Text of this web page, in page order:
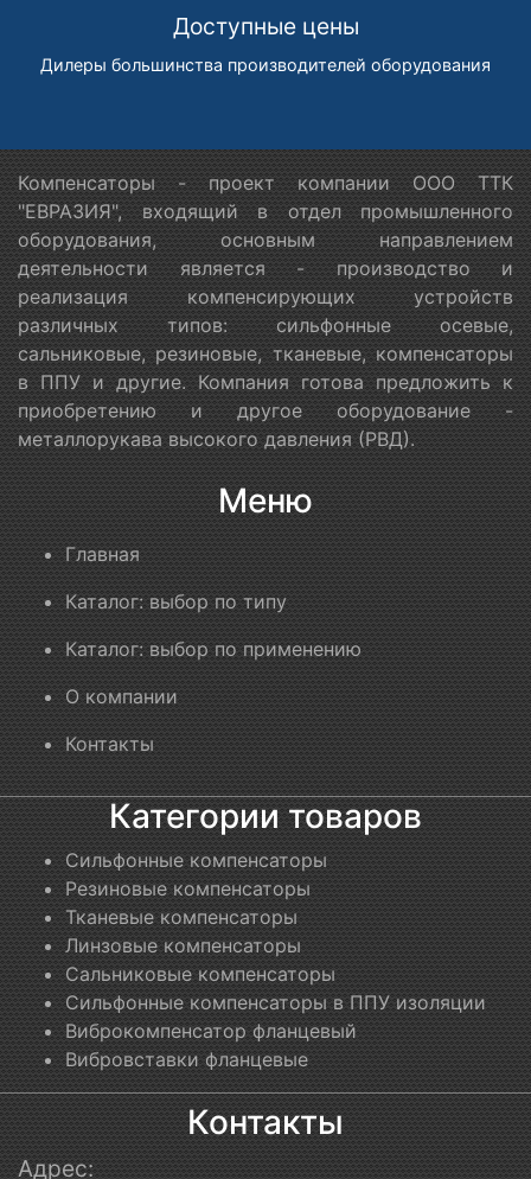
Доступные цены
Дилеры большинства производителей оборудования
Компенсаторы - проект компании ООО ТТК
"ЕВРАЗИЯ", входящий в отдел промышленного
оборудования, основным направлением
деятельности является - производство и
реализация компенсирующих устройств
различных типов: сильфонные осевые,
сальниковые, резиновые, тканевые, компенсаторы
в ППУ и другие. Компания готова предложить к
приобретению и другое оборудование -
металлорукава высокого давления (РВД).
Меню
Главная
Каталог: выбор по типу
Каталог: выбор по применению
О компании
Контакты
Категории товаров
Сильфонные компенсаторы
Резиновые компенсаторы
Тканевые компенсаторы
Линзовые компенсаторы
Сальниковые компенсаторы
Сильфонные компенсаторы в ППУ изоляции
Виброкомпенсатор фланцевый
Вибровставки фланцевые
Контакты
Адрес: